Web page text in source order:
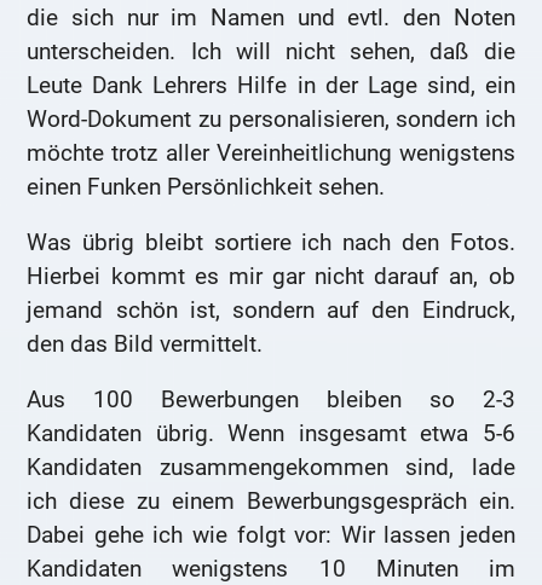
die sich nur im Namen und evtl. den Noten
unterscheiden. Ich will nicht sehen, daß die
Leute Dank Lehrers Hilfe in der Lage sind, ein
Word-Dokument zu personalisieren, sondern ich
möchte trotz aller Vereinheitlichung wenigstens
einen Funken Persönlichkeit sehen.
Was übrig bleibt sortiere ich nach den Fotos.
Hierbei kommt es mir gar nicht darauf an, ob
jemand schön ist, sondern auf den Eindruck,
den das Bild vermittelt.
Aus 100 Bewerbungen bleiben so 2-3
Kandidaten übrig. Wenn insgesamt etwa 5-6
Kandidaten zusammengekommen sind, lade
ich diese zu einem Bewerbungsgespräch ein.
Dabei gehe ich wie folgt vor: Wir lassen jeden
Kandidaten wenigstens 10 Minuten im